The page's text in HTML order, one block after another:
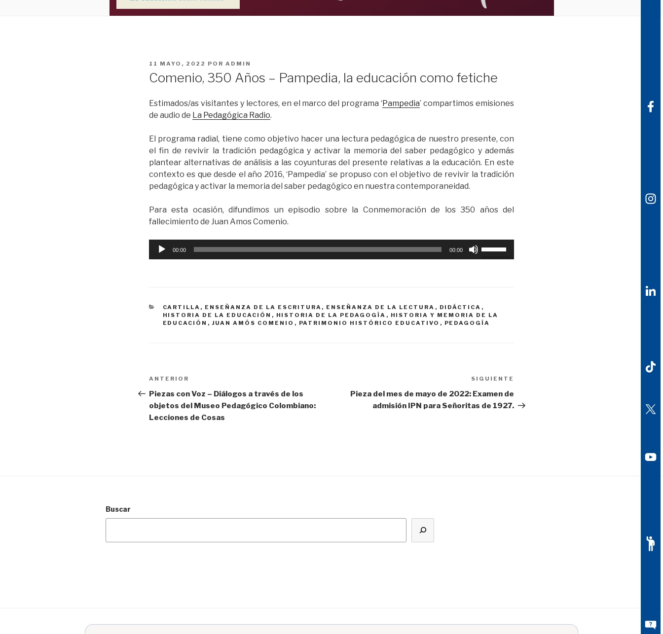
PUBLICADO
11 MAYO, 2022 POR ADMIN
Comenio, 350 Años – Pampedia, la educación como fetiche
Estimados/as visitantes y lectores, en el marco del programa ‘ Pampedia’ compartimos emisiones
de audio de La Pedagógica Radio.
El programa radial, tiene como objetivo hacer una lectura pedagógica de nuestro presente, con
el fin de revivir la tradición pedagógica y activar la memoria del saber pedagógico y además
plantear alternativas de análisis a las coyunturas del presente relativas a la educación. En este
contexto es que desde el año 2016, ‘Pampedia’ se propuso con el objetivo de revivir la tradición
pedagógica y activar la memoria del saber pedagógico en nuestra contemporaneidad.
Para esta ocasión, difundimos un episodio sobre la Conmemoración de los 350 años del
fallecimiento de Juan Amos Comenio.
Reproductor
00:00 00:00
para
aumentar
volumen.
CATEGORÍAS
CARTILLA, ENSEÑANZA DE LA ESCRITURA, ENSEÑANZA DE LA LECTURA , DIDÁCTICA ,
HISTORIA DE LA EDUCACIÓN , HISTORIA DE LA PEDAGOGÍA , HISTORIA Y MEMORIA DE LA
EDUCACIÓN , JUAN AMÓS COMENIO , PATRIMONIO HISTÓRICO EDUCATIVO , PEDAGOGÍA
Navegación
de
entradas
Entrada
anterior:
ANTERIOR
Piezas con Voz – Diálogos a través de los
objetos del Museo Pedagógico Colombiano:
Lecciones de Cosas
SIGUIENTE
Pieza del mes de mayo de 2022: Examen de
admisión IPN para Señoritas de 1927.
Buscar